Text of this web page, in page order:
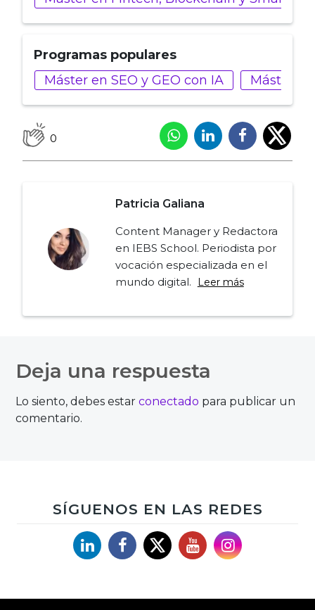
Programas populares
Máster en SEO y GEO con IA
Máster
0
Patricia Galiana
Content Manager y Redactora
en IEBS School. Periodista por
vocación especializada en el
mundo digital.
Leer más
de
entradas
Deja una respuesta
Lo siento, debes estarconectado para publicar un
comentario.
SÍGUENOS EN LAS REDES
LinkedinFacebook
X YouTubeInstagram